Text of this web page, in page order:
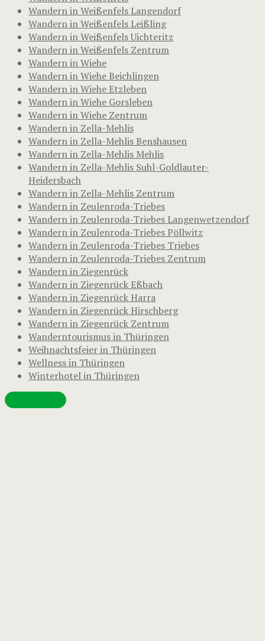
Wandern in Weißenfels Langendorf
Wandern in Weißenfels Leißling
Wandern in Weißenfels Uichteritz
Wandern in Weißenfels Zentrum
Wandern in Wiehe
Wandern in Wiehe Beichlingen
Wandern in Wiehe Etzleben
Wandern in Wiehe Gorsleben
Wandern in Wiehe Zentrum
Wandern in Zella-Mehlis
Wandern in Zella-Mehlis Benshausen
Wandern in Zella-Mehlis Mehlis
Wandern in Zella-Mehlis Suhl-Goldlauter-
Heidersbach
Wandern in Zella-Mehlis Zentrum
Wandern in Zeulenroda-Triebes
Wandern in Zeulenroda-Triebes Langenwetzendorf
Wandern in Zeulenroda-Triebes Pöllwitz
Wandern in Zeulenroda-Triebes Triebes
Wandern in Zeulenroda-Triebes Zentrum
Wandern in Ziegenrück
Wandern in Ziegenrück Eßbach
Wandern in Ziegenrück Harra
Wandern in Ziegenrück Hirschberg
Wandern in Ziegenrück Zentrum
Wanderntourismus in Thüringen
Weihnachtsfeier in Thüringen
Wellness in Thüringen
Winterhotel in Thüringen